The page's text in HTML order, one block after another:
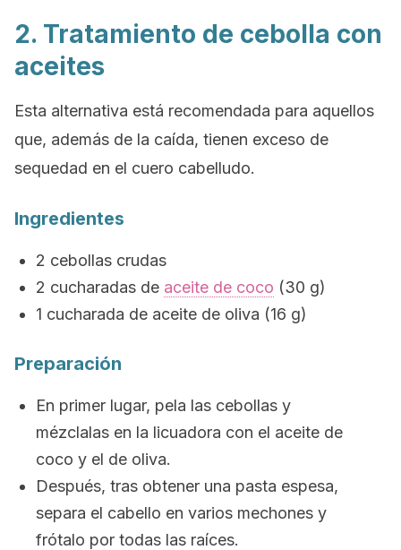
2. Tratamiento de cebolla con
aceites
Esta alternativa está recomendada para aquellos
que, además de la caída, tienen exceso de
sequedad en el cuero cabelludo.
Ingredientes
2 cebollas crudas
2 cucharadas de aceite de coco (30 g)
1 cucharada de aceite de oliva (16 g)
Preparación
En primer lugar, pela las cebollas y
mézclalas en la licuadora con el aceite de
coco y el de oliva.
Después, tras obtener una pasta espesa,
separa el cabello en varios mechones y
frótalo por todas las raíces.